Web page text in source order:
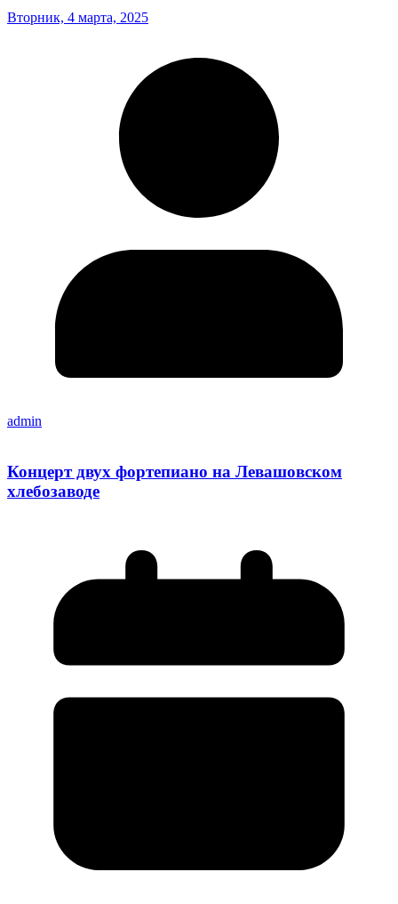
Вторник, 4 марта, 2025
admin
Концерт двух фортепиано на Левашовском
хлебозаводе